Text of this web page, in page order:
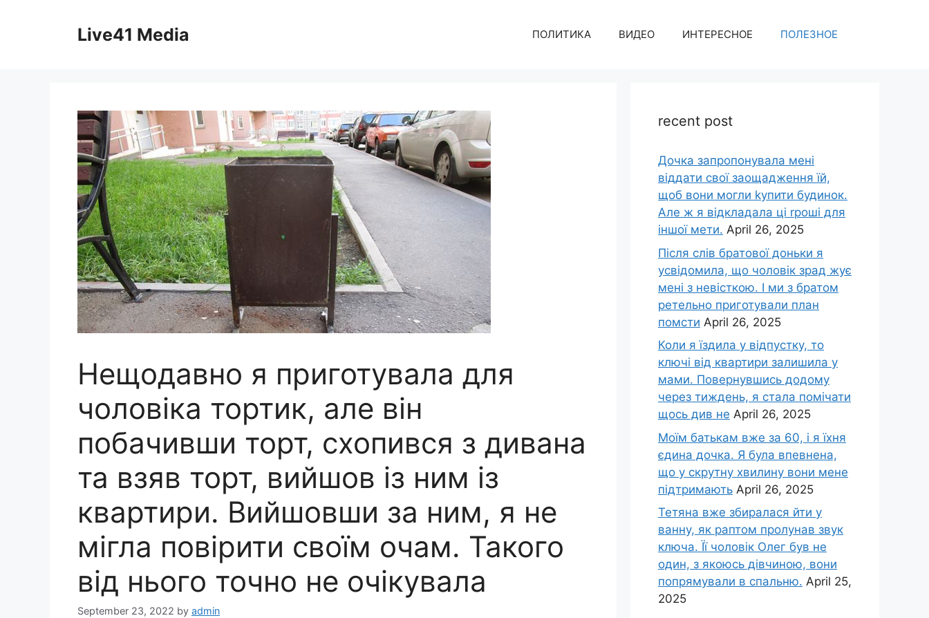
Live41 Media ПОЛИТИКА ВИДЕО ИНТЕРЕСНОЕ ПОЛЕЗНОЕ
Нещодавно я приготувала для
чоловіка тортик, але він
побачивши торт, схопився з дивана
та взяв торт, вийшов із ним із
квартири. Вийшовши за ним, я не
мігла повірити своїм очам. Такого
від нього точно не очікувала
September 23, 2022 by admin
recent post
Дочка запpопонувала мені
віддати свої заощадження їй,
щоб вони могли kупити будинок.
Але ж я відкладала ці rроші для
іншої мети. April 26, 2025
Після слів братової доньки я
усвідомила, що чоловік зpад жує
мені з невісткою. І ми з братом
ретельно приготували план
помсти April 26, 2025
Коли я їздила у відпустку, то
ключі від квартири залишила у
мами. Повернувшись додому
через тиждень, я стала помічати
щось див не April 26, 2025
Моїм батькам вже за 60, і я їхня
єдина дочка. Я була впевнена,
що у скрутну хвилину вони мене
підтримають April 26, 2025
Тетяна вже збиралася йти у
ванну, як раптом пролунав звук
ключа. Її чоловік Олег був не
один, з якоюсь дівчиною, вони
попрямували в спальню. April 25,
2025